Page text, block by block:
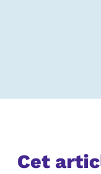
Cet